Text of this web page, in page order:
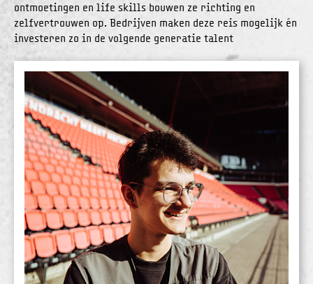
ontmoetingen en life skills bouwen ze richting en
zelfvertrouwen op. Bedrijven maken deze reis mogelijk én
investeren zo in de volgende generatie talent